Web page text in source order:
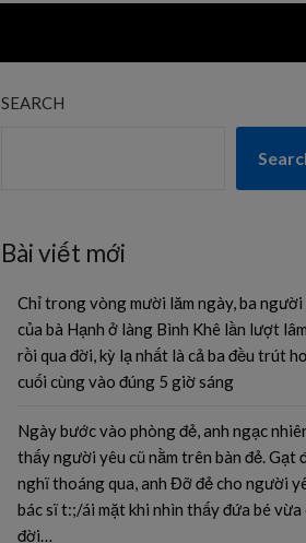
SEARCH
Bài viết mới
Chỉ trong vòng mười lăm ngày, ba người
của bà Hạnh ở làng Bình Khê lần lượt
rồi qua đời, kỳ lạ nhất là cả ba đều trút
cuối cùng vào đúng 5 giờ sáng
Ngày bước vào phòng đẻ, anh ngạc
thấy người yêu cũ nằm trên bàn đẻ. Gạt
nghĩ thoáng qua, anh Đỡ đẻ cho người
bác sĩ t:;/ái mặt khi nhìn thấy đứa bé vừa
đời…